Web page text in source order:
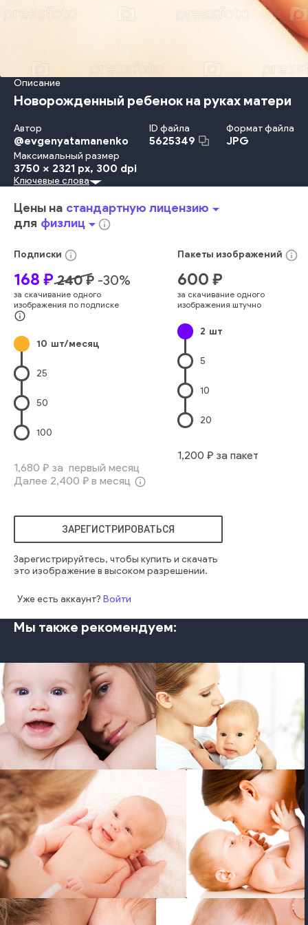
Описание
Новорожденный ребенок на руках матери
Автор
@evgenyatamanenko
ID файла
5625349
Формат файла
JPG
Максимальный размер
3750 x 2321 px, 300 dpi
Красота Travel Locations
Счастье Улыбаться Женщины Образ Жизни
Семья
Держать Мать
Близость
Беззаботный Обнимать
Сын
Здоровый Образ Жизни
Лицо Человека Новая Жизнь
Европейского Происхождения
Девочки-Младенцы
Lifestyle
новый лицо
европеец
маленький веселый
рука
люди
мальчик
ребенок
невинный
младенец
Ключевые слова
Цены на стандартную лицензиюarrow_drop_down
для физлицarrow_drop_downinfo_outline
Подписки info_outline
168 ₽ 240₽ -30%
за скачивание одного
изображения по подписке
info_outline
10 шт/месяц
25
50
100
1,680 ₽ за первый месяц
Далее 2,400 ₽ в месяц info_outline
Пакеты изображений info_outline
600 ₽
за скачивание одного
изображения штучно
2 шт
5
10
20
1,200 ₽ за пакет
ЗАРЕГИСТРИРОВАТЬСЯ
Зарегистрируйтесь, чтобы купить и скачать
это изображение в высоком разрешении.
Уже есть аккаунт? Войти
Мы также рекомендуем:
photo photo
photo photo